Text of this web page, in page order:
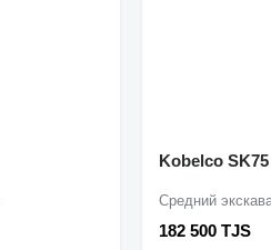
Kobelco SK75
182 500 TJS
Средний